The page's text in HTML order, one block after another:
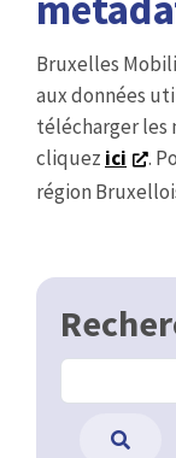
Bruxelles
aux données
télécharger les
cliquez ici
.
région